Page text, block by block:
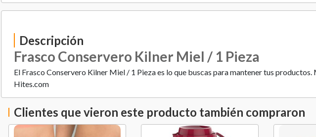
Descripción
Frasco Conservero Kilner Miel / 1 Pieza
El Frasco Conservero Kilner Miel / 1 Pieza es lo que buscas para mantener tus
Hites.com
Clientes que vieron este producto también compraron